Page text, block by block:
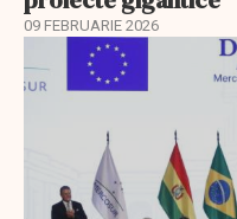
09 FEBRUARIE 2026